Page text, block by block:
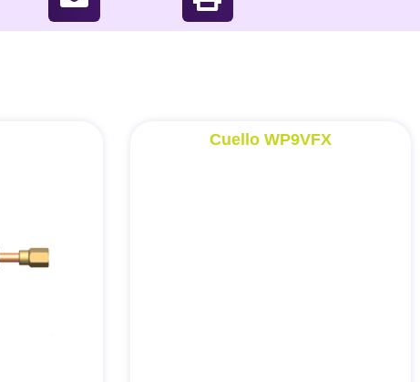
Cuello WP9VFX